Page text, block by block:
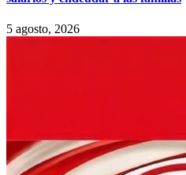
5 agosto, 2026